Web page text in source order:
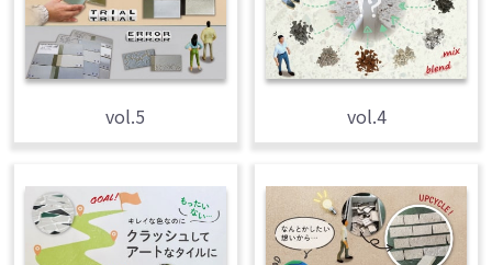
vol.5 vol.4